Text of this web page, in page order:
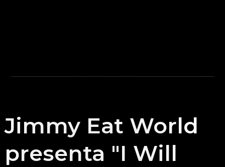
Jimmy Eat World
presenta "I Will